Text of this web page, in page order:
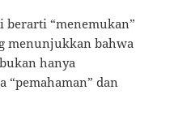
menunjukkan bahwa
hanya
“pemahaman” dan